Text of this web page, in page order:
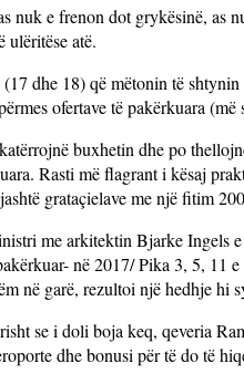
nuk e frenon dot grykësinë, as
ulëritëse atë.
dhe 18) që mëtonin të
ofertave të pakërkuara
buxhetin dhe po
Rasti më flagrant i kësaj
grataçielave me një fitim
me arkitektin Bjarke Ingels
në 2017/ Pika 3, 5,
në garë, rezultoi një hedhje hi
se i doli boja keq, qeveria
dhe bonusi për të do të